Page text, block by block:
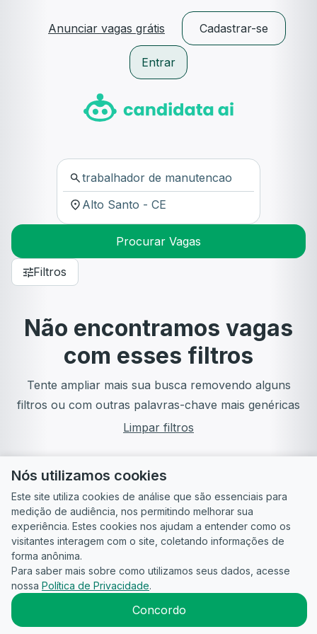
Anunciar vagas grátis Cadastrar-se
Entrar
Procurar Vagas
Filtros
Não encontramos vagas
com esses filtros
Tente ampliar mais sua busca removendo alguns
filtros ou com outras palavras-chave mais genéricas
Limpar filtros
Guia do
Candidato
Para
empresas
Política de
Privacidade
Termos
2026CandidataAI
Nós utilizamos cookies
Este site utiliza cookies de análise que são essenciais para
medição de audiência, nos permitindo melhorar sua
experiência. Estes cookies nos ajudam a entender como os
visitantes interagem com o site, coletando informações de
forma anônima.
Para saber mais sobre como utilizamos seus dados, acesse
nossa Política de Privacidade.
Concordo